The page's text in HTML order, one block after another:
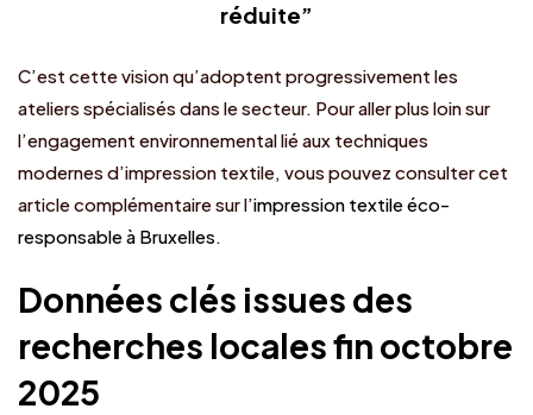
réduite”
C’est cette vision qu’adoptent progressivement les
ateliers spécialisés dans le secteur. Pour aller plus loin sur
l’engagement environnemental lié aux techniques
modernes d’impression textile, vous pouvez consulter cet
article complémentaire sur l’impression textile éco-
responsable à Bruxelles.
Données clés issues des
recherches locales fin octobre
2025